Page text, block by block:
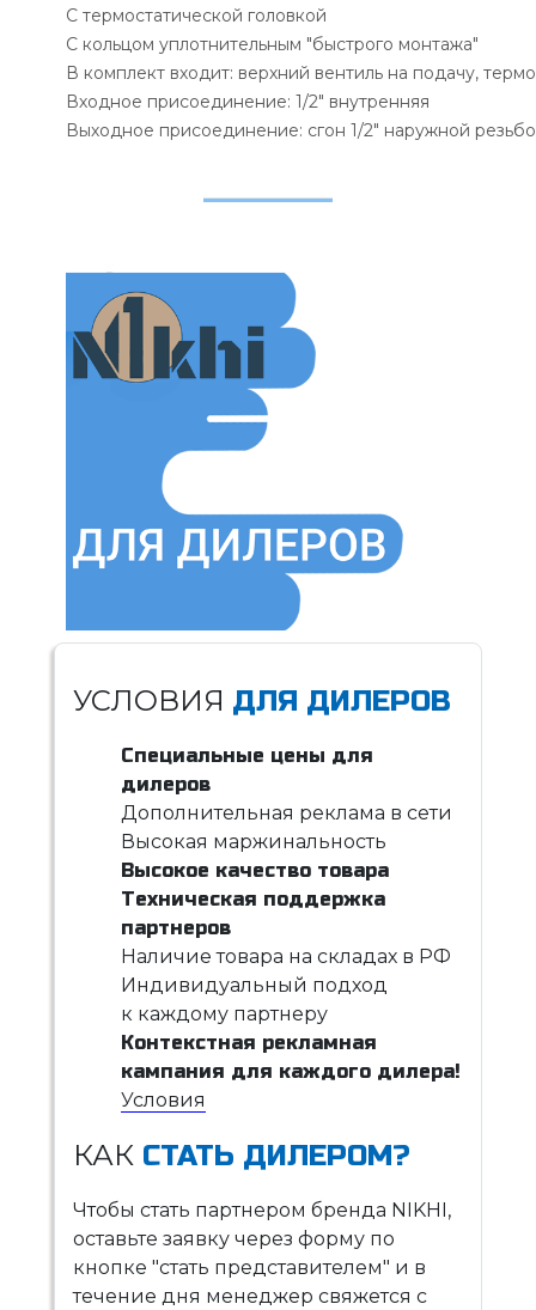
С термостатической головкой
С кольцом уплотнительным "быстрого монтажа"
В комплект входит: верхний вентиль на подачу,
Входное присоединение: 1/2" внутренняя
Выходное присоединение: сгон 1/2" наружной
УСЛОВИЯ ДЛЯ ДИЛЕРОВ
Специальные цены для
дилеров
Дополнительная реклама в сети
Высокая маржинальность
Высокое качество товара
Техническая поддержка
партнеров
Наличие товара на складах в РФ
Индивидуальный подход
к каждому партнеру
Контекстная рекламная
кампания для каждого дилера!
Условия
КАК СТАТЬ ДИЛЕРОМ?
Чтобы стать партнером бренда NIKHI,
оставьте заявку через форму по
кнопке "стать представителем" и в
течение дня менеджер свяжется с